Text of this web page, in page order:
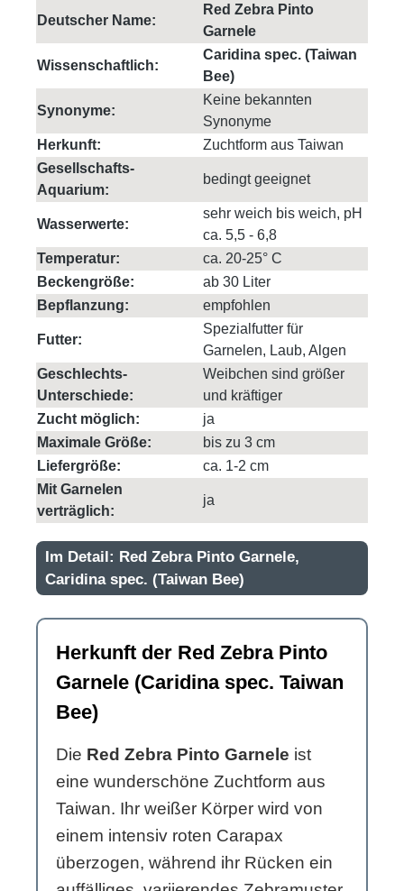
Deutscher Name:
Red Zebra Pinto
Garnele
Wissenschaftlich:
Caridina spec. (Taiwan
Bee)
Synonyme:
Keine bekannten
Synonyme
Herkunft:
Zuchtform aus Taiwan
Gesellschafts-
Aquarium:
bedingt geeignet
Wasserwerte:
sehr weich bis weich, pH
ca. 5,5 - 6,8
Temperatur:
ca. 20-25° C
Beckengröße:
ab 30 Liter
Bepflanzung:
empfohlen
Futter:
Spezialfutter für
Garnelen, Laub, Algen
Geschlechts-
Unterschiede:
Weibchen sind größer
und kräftiger
Zucht möglich:
ja
Maximale Größe:
bis zu 3 cm
Liefergröße:
ca. 1-2 cm
Mit Garnelen
verträglich:
ja
Im Detail: Red Zebra Pinto Garnele,
Caridina spec. (Taiwan Bee)
Herkunft der Red Zebra Pinto
Garnele (Caridina spec. Taiwan
Bee)
Die Red Zebra Pinto Garnele ist
eine wunderschöne Zuchtform aus
Taiwan. Ihr weißer Körper wird von
einem intensiv roten Carapax
überzogen, während ihr Rücken ein